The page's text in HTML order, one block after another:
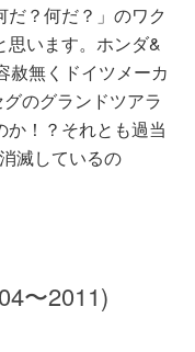
？何だ？」のワク
思います。ホンダ&
赦無くドイツメーカ
のグランドツアラ
！？それとも過当
滅しているの
〜2011)